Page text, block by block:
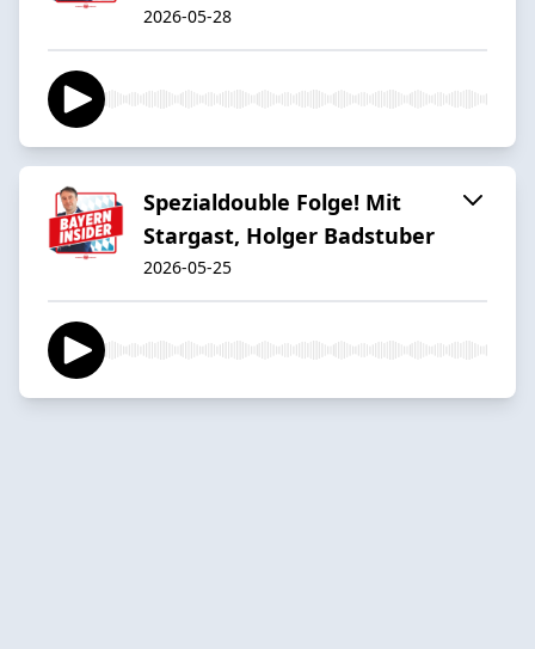
2026-05-28
Spezialdouble Folge! Mit
Stargast, Holger Badstuber
2026-05-25